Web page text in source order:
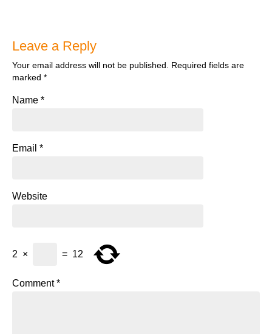
Leave a Reply
Your email address will not be published. Required fields are
marked *
Name *
Email *
Website
2 × = 12
Comment*